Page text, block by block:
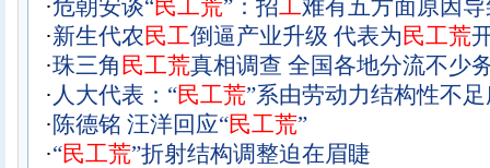
·危朝安谈“民工荒”：招工难有五方面原因
·新生代农民工倒逼产业升级 代表为民工荒
·珠三角民工荒真相调查 全国各地分流不少
· 人大代表：“民工荒”系由劳动力结构性不
·陈德铭 汪洋回应“民工荒”
·“民工荒”折射结构调整迫在眉睫